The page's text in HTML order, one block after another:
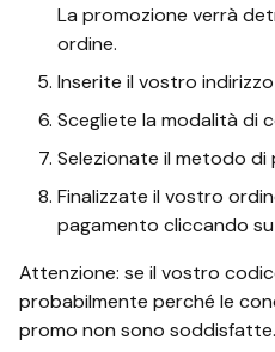
La promozione verrà
ordine.
Inserite il vostro
Scegliete la modalità di
Selezionate il metodo di
Finalizzate il vostro
pagamento cliccando
Attenzione: se il vostro
probabilmente perché le
promo non sono soddisfatte.